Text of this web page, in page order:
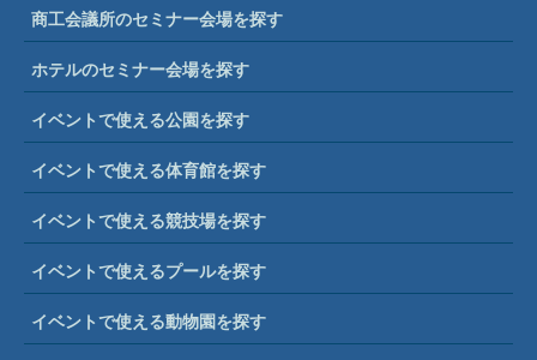
商工会議所のセミナー会場を探す
ホテルのセミナー会場を探す
イベントで使える公園を探す
イベントで使える体育館を探す
イベントで使える競技場を探す
イベントで使えるプールを探す
イベントで使える動物園を探す